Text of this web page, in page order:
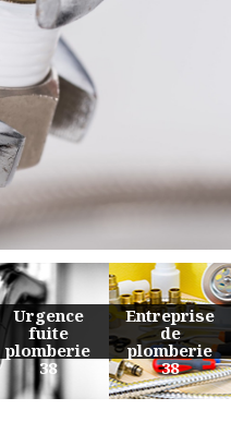
Travaux
de
plomberie
38
Devis
plomberie
38